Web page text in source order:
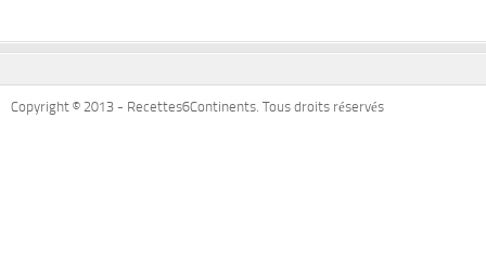
Copyright © 2013 - Recettes6Continents. Tous droits réservés